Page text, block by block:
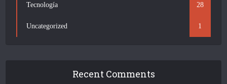
Tecnología 28
Uncategorized 1
Recent Comments